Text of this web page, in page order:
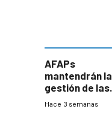
AFAPs
mantendrán la
gestión de las
cuentas
Hace 3 semanas